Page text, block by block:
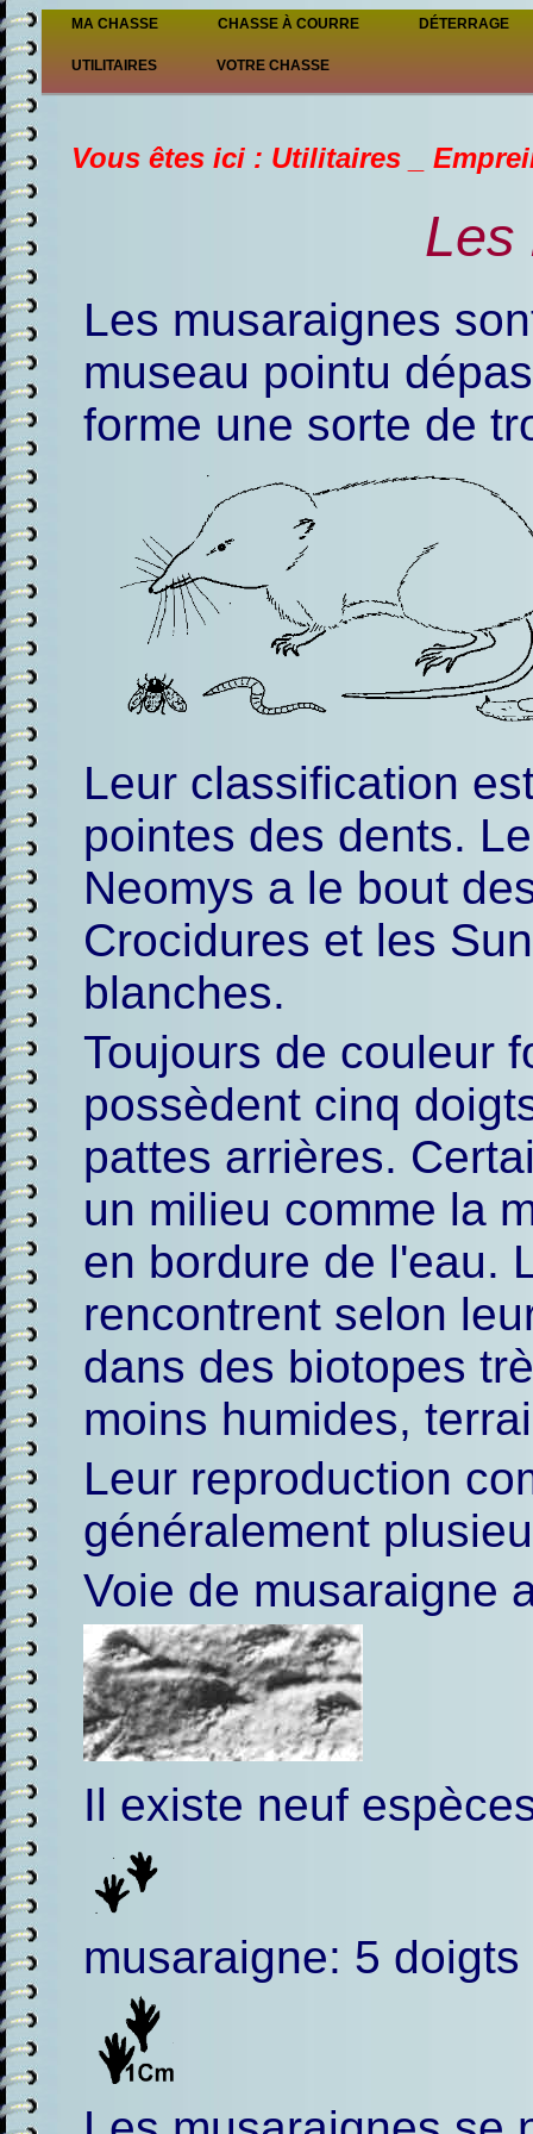
MA CHASSE CHASSE À COURRE DÉTERRAGE
UTILITAIRES VOTRE CHASSE
Vous êtes ici : Utilitaires _
Les
Les musaraignes
museau pointu
forme une sorte de
Leur classification
pointes des dents.
Neomys a le bout
Crocidures et les
blanches.
Toujours de couleur
possèdent cinq
pattes arrières.
un milieu comme la
en bordure de l'eau.
rencontrent selon
dans des biotopes
moins humides,
Leur reproduction
généralement
Voie de musaraigne
Il existe neuf
musaraigne: 5